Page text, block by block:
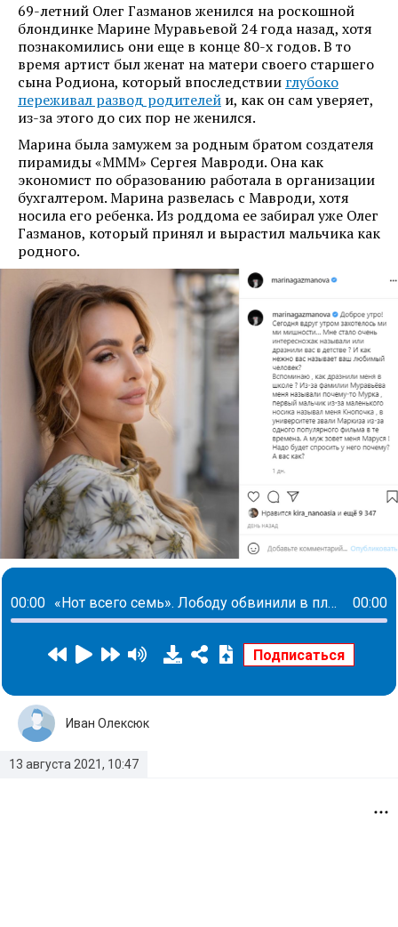
69-летний Олег Газманов женился на роскошной
блондинке Марине Муравьевой 24 года назад, хотя
познакомились они еще в конце 80-х годов. В то
время артист был женат на матери своего старшего
сына Родиона, который впоследствии глубоко
переживал развод родителей и, как он сам уверяет,
из-за этого до сих пор не женился.
Марина была замужем за родным братом создателя
пирамиды «МММ» Сергея Мавроди. Она как
экономист по образованию работала в организации
бухгалтером. Марина развелась с Мавроди, хотя
носила его ребенка. Из роддома ее забирал уже Олег
Газманов, который принял и вырастил мальчика как
родного.
00:00 «Нот всего семь». Лободу обвинили в плагиате песни Artik & Asti 00:00
13 августа 2021, 10:47
Иван Олексюк